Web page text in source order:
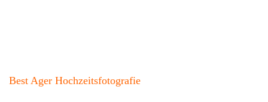
Best Ager Hochzeitsfotografie